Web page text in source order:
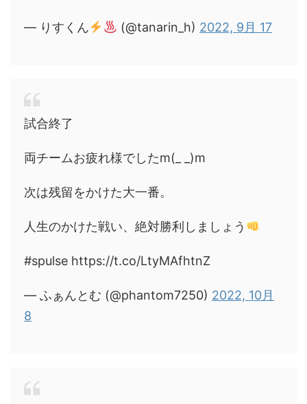
— りすくん (@tanarin_h) 2022, 9月 17
試合終了
両チームお疲れ様でしたm(_ _)m
次は残留をかけた大一番。
人生のかけた戦い、絶対勝利しましょう
#spulse https://t.co/LtyMAfhtnZ
— ふぁんとむ (@phantom7250) 2022, 10月
8